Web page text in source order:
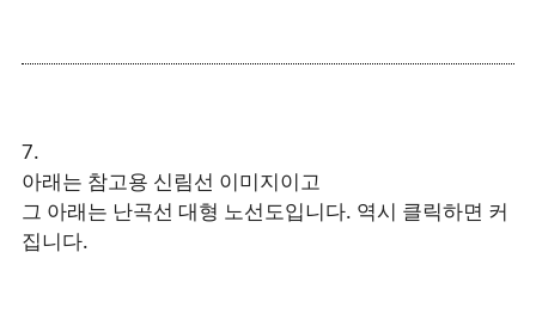
7.
아래는 참고용 신림선 이미지이고
그 아래는 난곡선 대형 노선도입니다. 역시 클릭하면 커
집니다.